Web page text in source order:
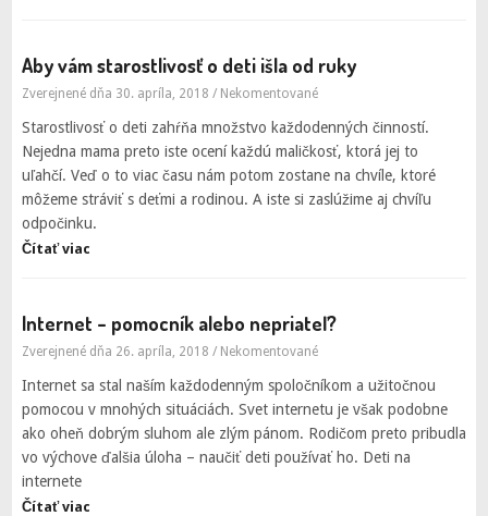
Aby vám starostlivosť o deti išla od ruky
Zverejnené dňa 30. apríla, 2018 / Nekomentované
Starostlivosť o deti zahŕňa množstvo každodenných činností.
Nejedna mama preto iste ocení každú maličkosť, ktorá jej to
uľahčí. Veď o to viac času nám potom zostane na chvíle, ktoré
môžeme stráviť s deťmi a rodinou. A iste si zaslúžime aj chvíľu
odpočinku.
Čítať viac
Internet – pomocník alebo nepriateľ?
Zverejnené dňa 26. apríla, 2018 / Nekomentované
Internet sa stal naším každodenným spoločníkom a užitočnou
pomocou v mnohých situáciách. Svet internetu je však podobne
ako oheň dobrým sluhom ale zlým pánom. Rodičom preto pribudla
vo výchove ďalšia úloha – naučiť deti používať ho. Deti na
internete
Čítať viac